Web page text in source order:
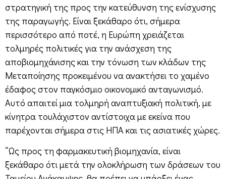
στρατηγική της προς την κατεύθυνση της ενίσχυσης
της παραγωγής. Είναι ξεκάθαρο ότι, σήμερα
περισσότερο από ποτέ, η Ευρώπη χρειάζεται
τολμηρές πολιτικές για την ανάσχεση της
αποβιομηχάνισης και την τόνωση των κλάδων της
Μεταποίησης προκειμένου να ανακτήσει το χαμένο
έδαφος στον παγκόσμιο οικονομικό ανταγωνισμό.
Αυτό απαιτεί μια τολμηρή αναπτυξιακή πολιτική, με
κίνητρα τουλάχιστον αντίστοιχα με εκείνα που
παρέχονται σήμερα στις ΗΠΑ και τις ασιατικές χώρες.
“Ως προς τη φαρμακευτική βιομηχανία, είναι
ξεκάθαρο ότι μετά την ολοκλήρωση των δράσεων του